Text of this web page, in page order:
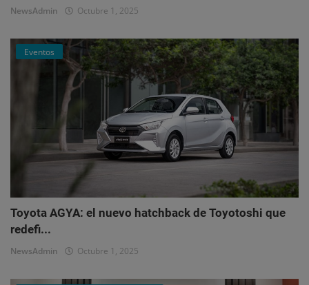
NewsAdmin Octubre 1, 2025
Eventos
Toyota AGYA: el nuevo hatchback de Toyotoshi que
redefi...
NewsAdmin Octubre 1, 2025